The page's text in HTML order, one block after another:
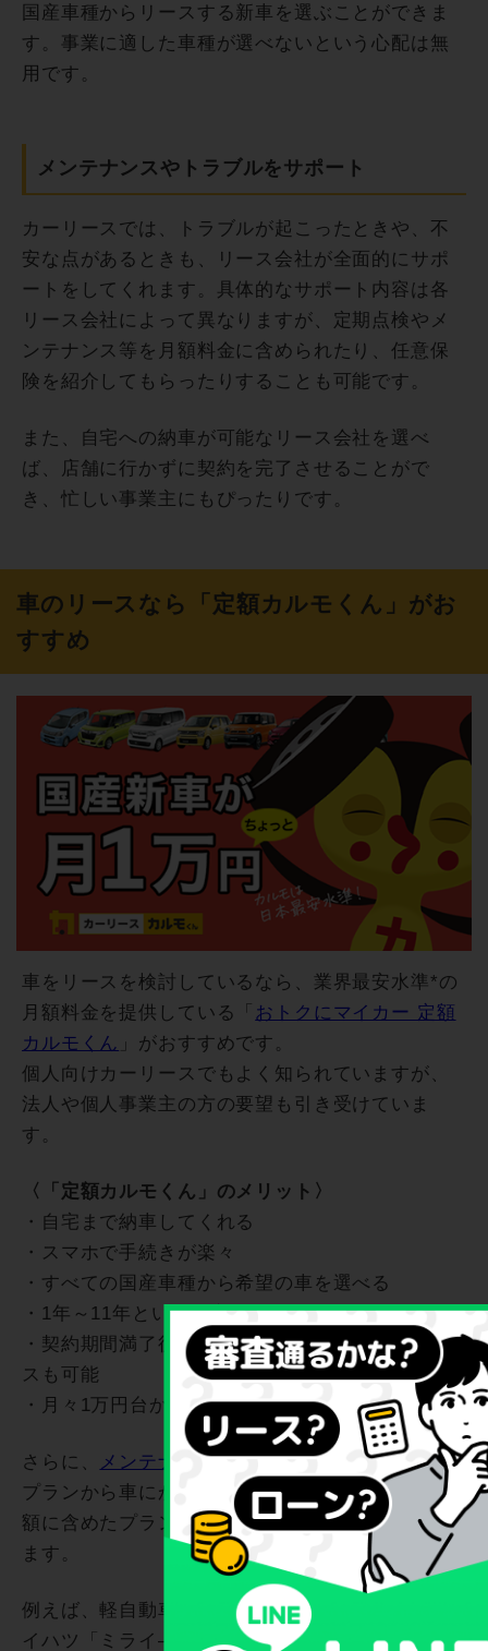
国産車種からリースする新車を選ぶことができま
す。事業に適した車種が選べないという心配は無
用です。
メンテナンスやトラブルをサポート
カーリースでは、トラブルが起こったときや、不
安な点があるときも、リース会社が全面的にサポ
ートをしてくれます。具体的なサポート内容は各
リース会社によって異なりますが、定期点検やメ
ンテナンス等を月額料金に含められたり、任意保
険を紹介してもらったりすることも可能です。
また、自宅への納車が可能なリース会社を選べ
ば、店舗に行かずに契約を完了させることがで
き、忙しい事業主にもぴったりです。
車のリースなら「定額カルモくん」がお
すすめ
車をリースを検討しているなら、業界最安水準*の
月額料金を提供している「 おトクにマイカー 定額
カルモくん 」がおすすめです。
個人向けカーリースでもよく知られていますが、
法人や個人事業主の方の要望も引き受けていま
す。
〈「定額カルモくん」のメリット〉
・自宅まで納車してくれる
・スマホで手続きが楽々
・すべての国産車種から希望の車を選べる
・1年～11年という幅広い契約年数
・契約期間満了後は返却のほか、買取りや再リー
スも可能
・月々1万円台から手軽に利用できる
さらに、 メンテナンスプランは最もベーシックな
プランから車にかかる維持費をできる限り月額定
額に含めたプランまで、希望に合わせて選択でき
ます。
例えば、軽自動車のスタンダードモデルであるダ
イハツ「ミライ―ス」を11年契約でリースする場